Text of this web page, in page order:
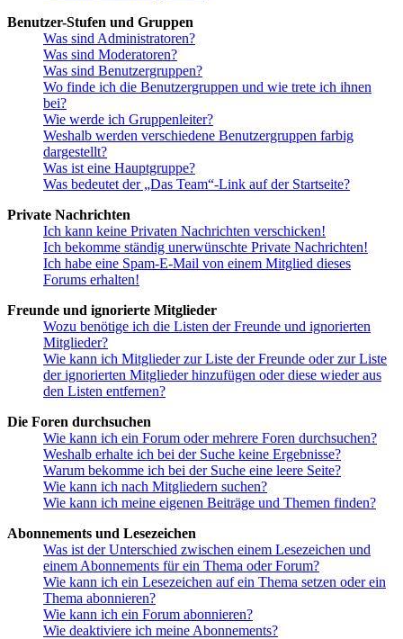
Benutzer-Stufen und Gruppen
Was sind Administratoren?
Was sind Moderatoren?
Was sind Benutzergruppen?
Wo finde ich die Benutzergruppen und wie trete ich ihnen
bei?
Wie werde ich Gruppenleiter?
Weshalb werden verschiedene Benutzergruppen farbig
dargestellt?
Was ist eine Hauptgruppe?
Was bedeutet der „Das Team“-Link auf der Startseite?
Private Nachrichten
Ich kann keine Privaten Nachrichten verschicken!
Ich bekomme ständig unerwünschte Private Nachrichten!
Ich habe eine Spam-E-Mail von einem Mitglied dieses
Forums erhalten!
Freunde und ignorierte Mitglieder
Wozu benötige ich die Listen der Freunde und ignorierten
Mitglieder?
Wie kann ich Mitglieder zur Liste der Freunde oder zur Liste
der ignorierten Mitglieder hinzufügen oder diese wieder aus
den Listen entfernen?
Die Foren durchsuchen
Wie kann ich ein Forum oder mehrere Foren durchsuchen?
Weshalb erhalte ich bei der Suche keine Ergebnisse?
Warum bekomme ich bei der Suche eine leere Seite?
Wie kann ich nach Mitgliedern suchen?
Wie kann ich meine eigenen Beiträge und Themen finden?
Abonnements und Lesezeichen
Was ist der Unterschied zwischen einem Lesezeichen und
einem Abonnements für ein Thema oder Forum?
Wie kann ich ein Lesezeichen auf ein Thema setzen oder ein
Thema abonnieren?
Wie kann ich ein Forum abonnieren?
Wie deaktiviere ich meine Abonnements?